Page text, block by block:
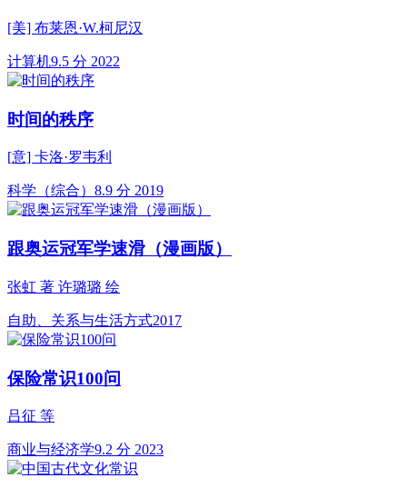
[美] 布莱恩·W.柯尼汉
计算机9.5 分 2022
时间的秩序
[意] 卡洛·罗韦利
科学（综合） 8.9 分 2019
跟奥运冠军学速滑（漫画版）
张虹 著 许璐璐 绘
自助、关系与生活方式2017
保险常识100问
吕征 等
商业与经济学9.2 分 2023